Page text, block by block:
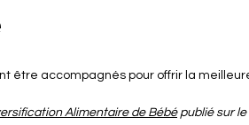
être accompagnés pour offrir la
Alimentaire de Bébé publié sur le